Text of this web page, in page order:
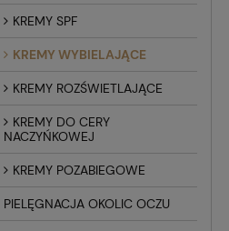
KREMY SPF
KREMY WYBIELAJĄCE
KREMY ROZŚWIETLAJĄCE
KREMY DO CERY
NACZYŃKOWEJ
KREMY POZABIEGOWE
PIELĘGNACJA OKOLIC OCZU